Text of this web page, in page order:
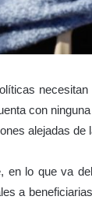
con
alejadas de
en lo que va
a